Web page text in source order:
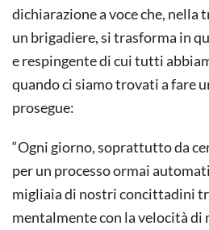
dichiarazione a voce che, nella
un brigadiere, si trasforma in
e respingente di cui tutti
quando ci siamo trovati a fare
prosegue:
“Ogni giorno, soprattutto da
per un processo ormai
migliaia di nostri concittadini
mentalmente con la velocità